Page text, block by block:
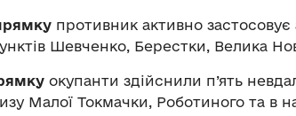
противник активно застосовує
Шевченко, Берестки, Велика
окупанти здійснили п’ять
Малої Токмачки, Роботиного та в